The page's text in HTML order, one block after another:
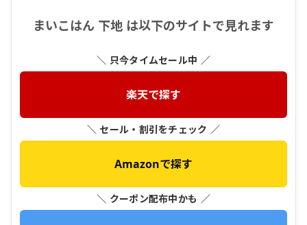
まいこはん 下地 は以下のサイトで見れます
＼ 只今タイムセール中 ／
楽天で探す
＼ セール・割引をチェック ／
Amazonで探す
＼ クーポン配布中かも ／